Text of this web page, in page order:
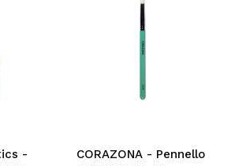
-
CORAZONA - Pennello